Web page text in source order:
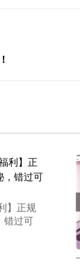
】正规
错过可